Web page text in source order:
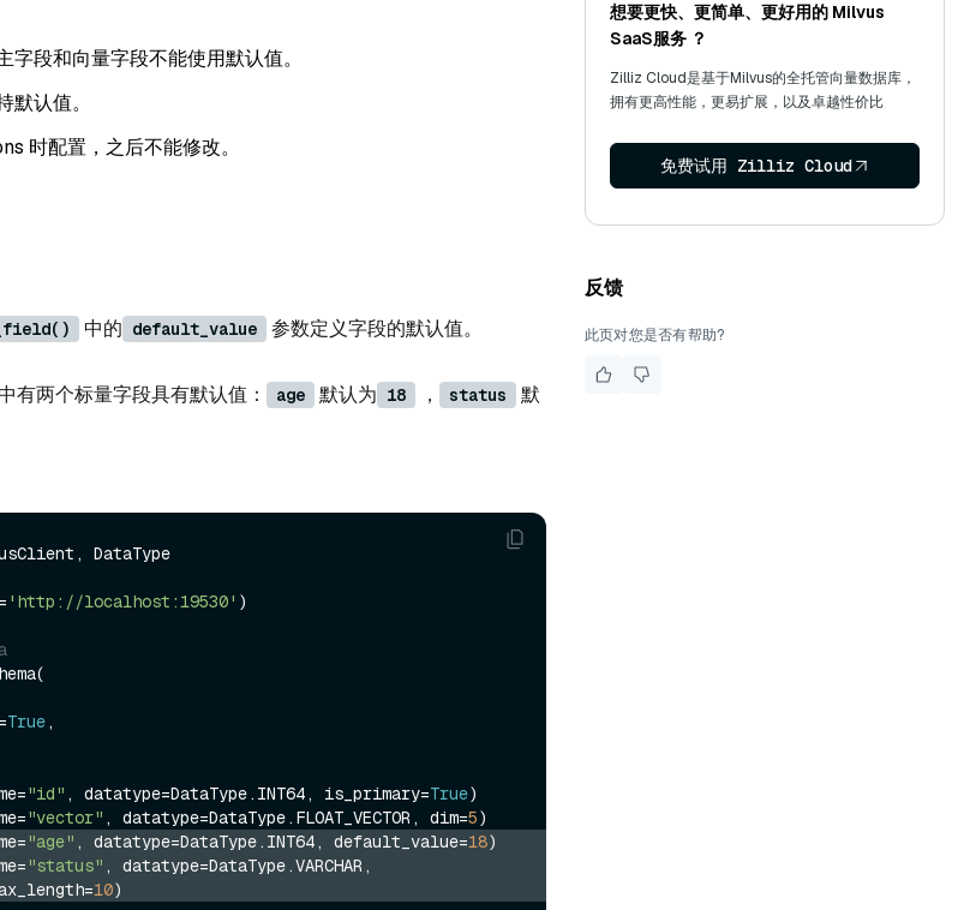
段和向量字段不能使用默认值。
默认值。
时配置，之后不能修改。
中的 default_value 参数定义字段的默认值。
有两个标量字段具有默认值： age 默认为 18 ， status
默
DataType
'http://localhost:19530' )
True,
"id" , datatype=DataType.INT64, is_primary=True)
"vector" , datatype=DataType.FLOAT_VECTOR, dim=5
"age" , datatype=DataType.INT64, default_value=18)
"status" , datatype=DataType.VARCHAR,
10)
想要更快、更简单、更好用的 Milvus
SaaS服务 ？
Zilliz Cloud是基于Milvus的全托管向量数据库，
拥有更高性能，更易扩展，以及卓越性价比
免费试用 Zilliz Cloud
反馈
此页对您是否有帮助?